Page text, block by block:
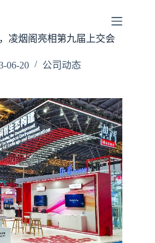
凌烟阁亮相第九届上交会
06-20 公司动态